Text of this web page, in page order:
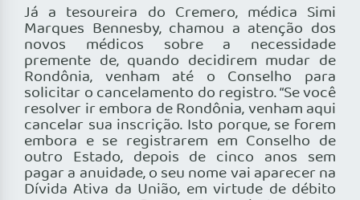
Já a tesoureira do Cremero, médica Simi
Marques Bennesby, chamou a atenção dos
novos médicos sobre a necessidade
premente de, quando decidirem mudar de
Rondônia, venham até o Conselho para
solicitar o cancelamento do registro. “Se você
resolver ir embora de Rondônia, venham aqui
cancelar sua inscrição. Isto porque, se forem
embora e se registrarem em Conselho de
outro Estado, depois de cinco anos sem
pagar a anuidade, o seu nome vai aparecer na
Dívida Ativa da União, em virtude de débito